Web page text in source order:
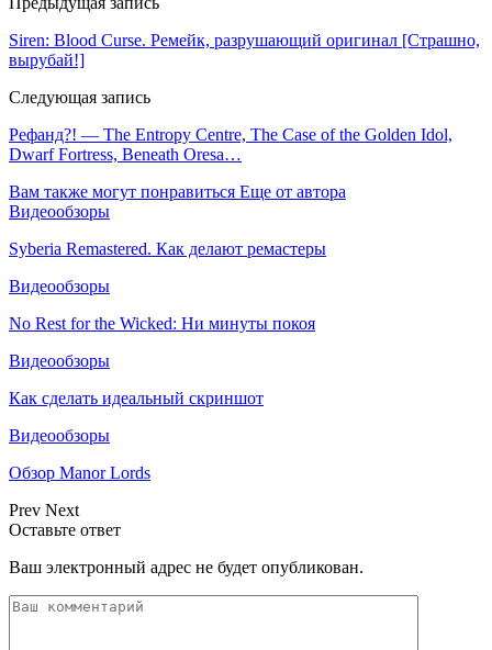
Siren: Blood Curse. Ремейк, разрушающий оригинал [Страшно,
вырубай!]
Следующая запись
Рефанд?! — The Entropy Centre, The Case of the Golden Idol,
Dwarf Fortress, Beneath Oresa…
Вам также могут понравиться Еще от автора
Видеообзоры
Syberia Remastered. Как делают ремастеры
Видеообзоры
No Rest for the Wicked: Ни минуты покоя
Видеообзоры
Как сделать идеальный скриншот
Видеообзоры
Обзор Manor Lords
Prev Next
Оставьте ответ
Ваш электронный адрес не будет опубликован.